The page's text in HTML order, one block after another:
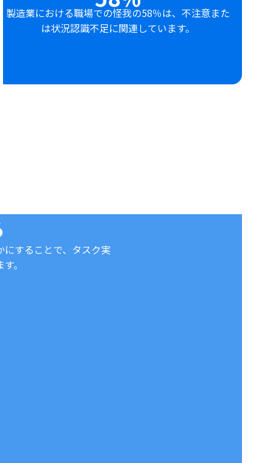
製造業における職場での怪我の58％は、不注意また
は状況認識不足に関連しています。
することで、タスク実
。